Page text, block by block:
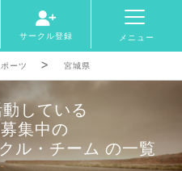
サークル登録 メニュー
ーツ 宮城県
している
集中の
ル・チーム の一覧